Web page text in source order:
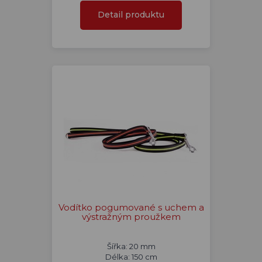
Detail produktu
Vodítko pogumované s uchem a
výstražným proužkem
Šířka: 20 mm
Délka: 150 cm